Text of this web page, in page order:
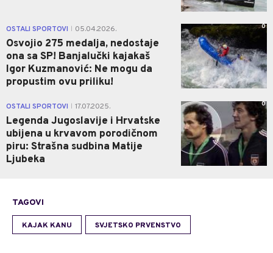
OSTALI SPORTOVI 05.04.2026.
Osvojio 275 medalja, nedostaje
ona sa SP! Banjalučki kajakaš
Igor Kuzmanović: Ne mogu da
propustim ovu priliku!
0
OSTALI SPORTOVI 17.07.2025.
Legenda Jugoslavije i Hrvatske
ubijena u krvavom porodičnom
piru: Strašna sudbina Matije
Ljubeka
0
TAGOVI
KAJAK KANU SVJETSKO PRVENSTVO